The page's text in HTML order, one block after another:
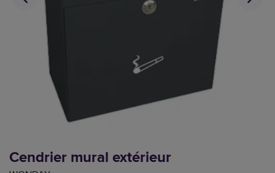
Cendrier mural extérieur